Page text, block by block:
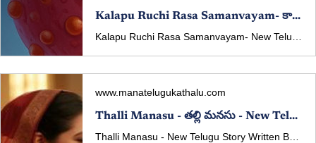
Kalapu Ruchi Rasa Samanvayam- కాలపు రుచి - రస సమన్వయం​ - New Telugu Story Written By Vasundhara Rani Munipalle
www.manatelugukathalu.com
Thalli Manasu - తల్లి మనసు - New Telugu Story Written By Vasundhara Rani Munipalle